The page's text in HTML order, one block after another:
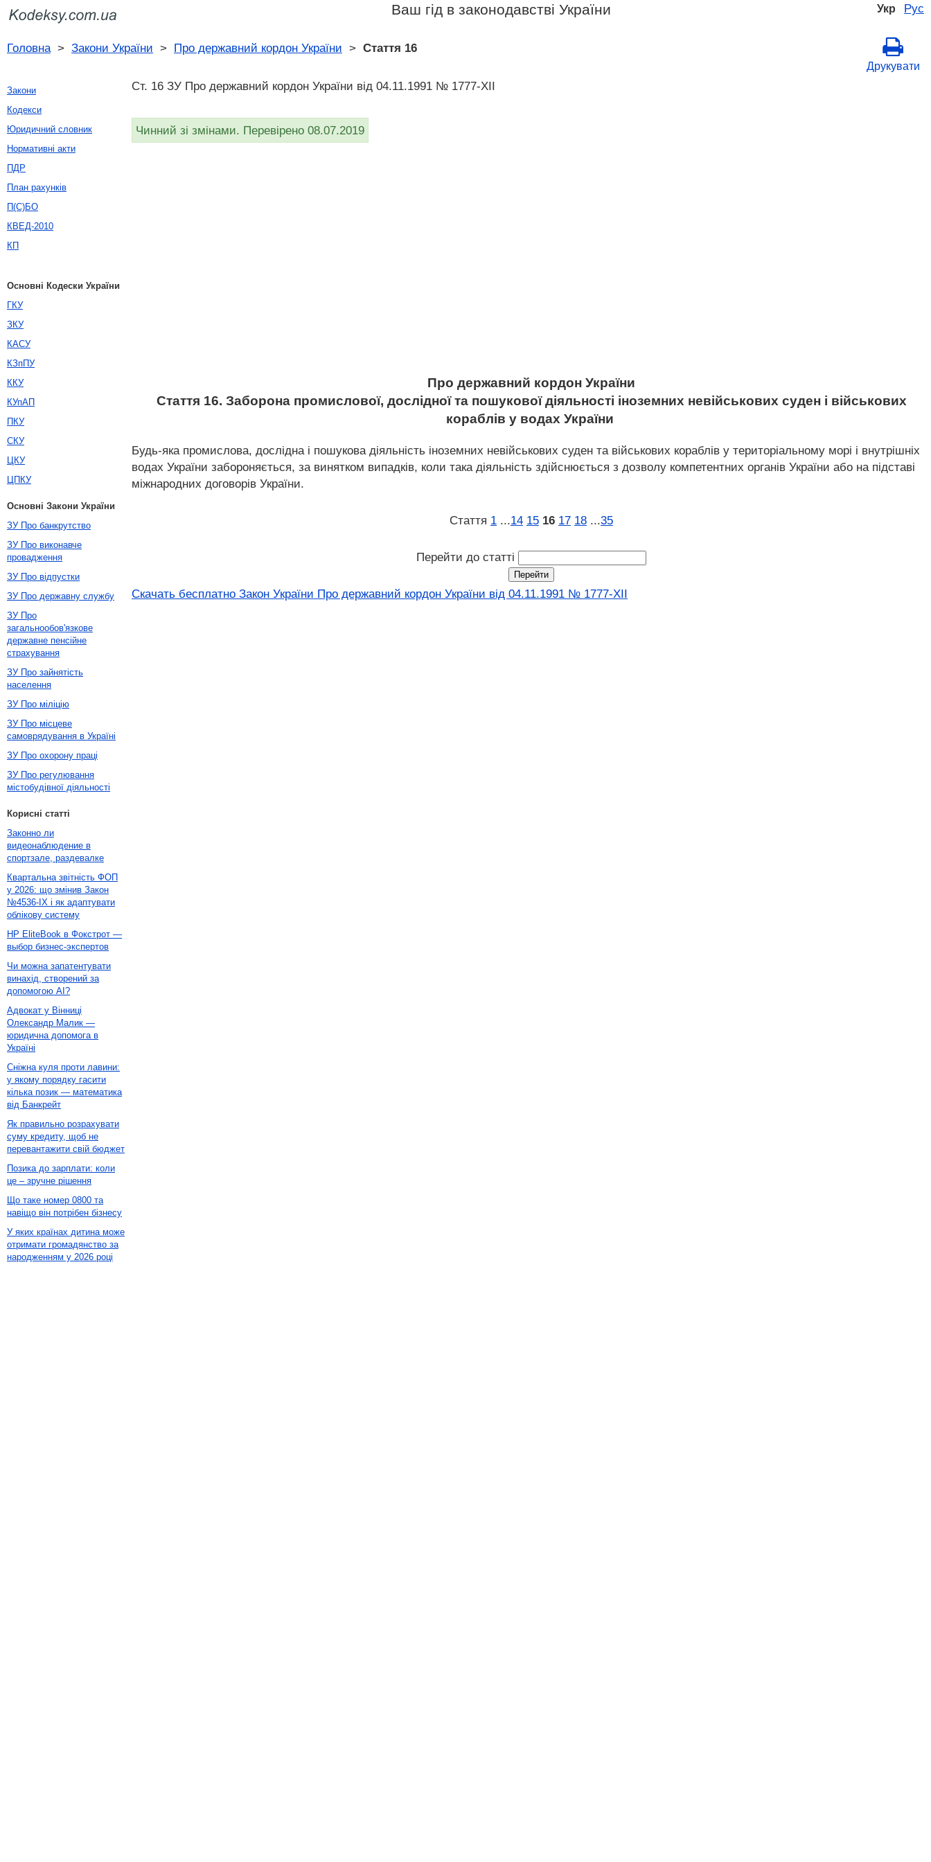
Укр Рус
Ваш гід в законодавстві України
Головна> Закони України > Про державний кордон України > Стаття 16
Друкувати
Ст. 16 ЗУ Про державний кордон України від 04.11.1991 № 1777-XII
Чинний зі змінами. Перевірено 08.07.2019
Про державний кордон України
Стаття 16. Заборона промислової, дослідної та пошукової діяльності іноземних невійськових суден і військових
кораблів у водах України
Будь-яка промислова, дослідна і пошукова діяльність іноземних невійськових суден та військових кораблів у територіальному морі і внутрішніх
водах України забороняється, за винятком випадків, коли така діяльність здійснюється з дозволу компетентних органів України або на підставі
міжнародних договорів України.
Стаття 1 ...14 15 16 17 18 ...35
Перейти до статті
Скачать бесплатно Закон України Про державний кордон України від 04.11.1991 № 1777-XII
Закони
Кодекси
Юридичний словник
Нормативні акти
ПДР
План рахунків
П(С)БО
КВЕД-2010
КП
Основні Кодески України
ГКУ
ЗКУ
КАСУ
КЗпПУ
ККУ
КУпАП
ПКУ
СКУ
ЦКУ
ЦПКУ
Основні Закони України
ЗУ Про банкрутство
ЗУ Про виконавче
провадження
ЗУ Про відпустки
ЗУ Про державну службу
ЗУ Про
загальнообов'язкове
державне пенсійне
страхування
ЗУ Про зайнятість
населення
ЗУ Про міліцію
ЗУ Про місцеве
самоврядування в Україні
ЗУ Про охорону праці
ЗУ Про регулювання
містобудівної діяльності
Корисні статті
Законно ли
видеонаблюдение в
спортзале, раздевалке
Квартальна звітність ФОП
у 2026: що змінив Закон
№4536-IX і як адаптувати
облікову систему
HP EliteBook в Фокстрот —
выбор бизнес-экспертов
Чи можна запатентувати
винахід, створений за
допомогою AI?
Адвокат у Вінниці
Олександр Малик —
юридична допомога в
Україні
Сніжна куля проти лавини:
у якому порядку гасити
кілька позик — математика
від Банкрейт
Як правильно розрахувати
суму кредиту, щоб не
перевантажити свій бюджет
Позика до зарплати: коли
це – зручне рішення
Що таке номер 0800 та
навіщо він потрібен бізнесу
У яких країнах дитина може
отримати громадянство за
народженням у 2026 році